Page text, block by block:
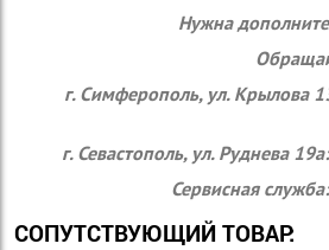
Нужна
г. Симферополь, ул. Крылова
г. Севастополь, ул. Руднева
Сервисная
СОПУТСТВУЮЩИЙ ТОВАР: